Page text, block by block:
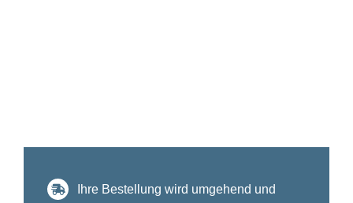
Ihre Bestellung wird umgehend und